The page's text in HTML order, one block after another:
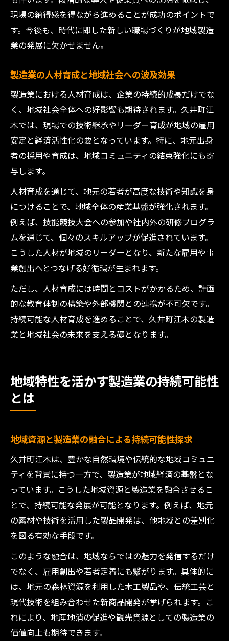
現場の納得感を得ながら進めることが成功のポイントで
す。今後も、時代に即した新しい職場づくりが地域製造
業の発展に欠かせません。
製造業の人材育成と地域社会への波及効果
製造業における人材育成は、企業の持続的成長だけでな
く、地域社会全体への好影響も期待されます。久井町江
木では、現場での技術継承やリーダー育成が地域の雇用
安定と経済活性化の要となっています。特に、地元出身
者の採用や育成は、地域コミュニティの結束強化にも寄
与します。
人材育成を通じて、地元の若者が高度な技術や知識を身
につけることで、地域全体の産業基盤が強化されます。
例えば、技能競技大会への参加や社内外の研修プログラ
ムを通じて、個々のスキルアップが促進されています。
こうした人材が地域のリーダーとなり、新たな雇用や事
業創出へとつなげる好循環が生まれます。
ただし、人材育成には時間とコストがかかるため、計画
的な教育体制の構築や外部機関との連携が不可欠です。
持続可能な人材育成を進めることで、久井町江木の製造
業と地域社会の未来を支える礎となります。
地域特性を活かす製造業の持続可能性
とは
地域資源と製造業の融合による持続可能性探求
久井町江木は、豊かな自然環境や伝統的な地域コミュニ
ティを背景に持つ一方で、製造業が地域経済の基盤とな
っています。こうした地域資源と製造業を融合させるこ
とで、持続可能な発展が可能となります。例えば、地元
の素材や技術を活用した製品開発は、他地域との差別化
を図る有効な手段です。
このような融合は、地域ならではの魅力を発信するだけ
でなく、雇用創出や若者定着にも繋がります。具体的に
は、地元の森林資源を利用した木工製品や、伝統工芸と
現代技術を組み合わせた新商品開発が挙げられます。こ
れにより、地産地消の促進や観光資源としての製造業の
価値向上も期待できます。